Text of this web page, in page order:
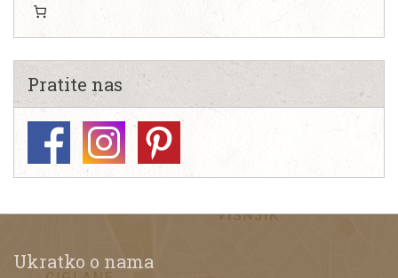
Pratite nas
Ukratko o nama